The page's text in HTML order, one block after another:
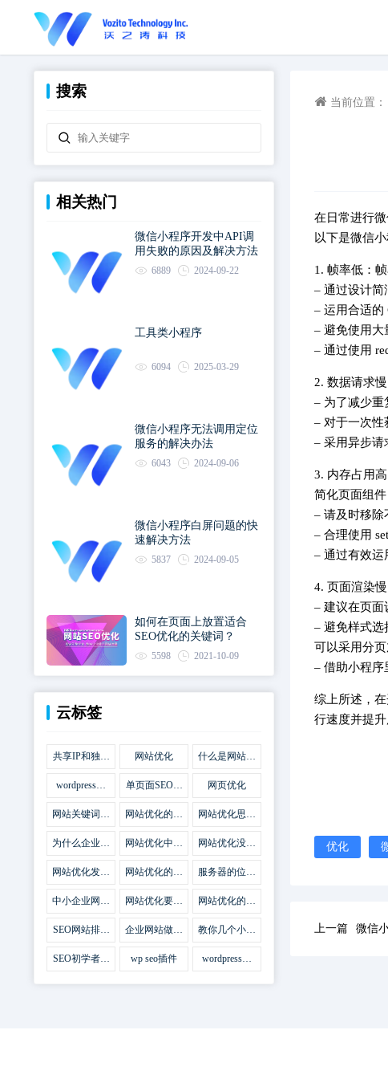
搜索
相关热门
微信小程序开发中API调
用失败的原因及解决方法
6889 2024-09-22
工具类小程序
6094 2025-03-29
微信小程序无法调用定位
服务的解决办法
6043 2024-09-06
微信小程序白屏问题的快
速解决方法
5837 2024-09-05
如何在页面上放置适合
SEO优化的关键词？
5598 2021-10-09
云标签
共享IP和独立
网站优化
什么是网站优
wordpress网
集插件
单页面SEO网
网页优化
网站关键词优
么
网站优化的误
网站优化思路
要
为什么企业网
网站SEO优
网站优化中关
干问题
网站优化没有
味道
网站优化发挥
网站优化的费
服务器的位置
影响
中小企业网站
法
网站优化要不
网站优化的逆
SEO网站排名
法宝
企业网站做好
势
教你几个小技
页优化
SEO初学者，
网站
wp seo插件
wordpress插
当前位置：
在日常进行
以下是微信
1. 帧率低：
– 通过设计简
– 运用合适的
– 避免使用大
– 通过使用
2. 数据请求
– 为了减少重
– 对于一次性
– 采用异步请
3. 内存占用
简化页面组件
– 请及时移除
– 合理使用
– 通过有效运
4. 页面渲染
– 建议在页面
– 避免样式选
可以采用分
– 借助小程序
综上所述，
行速度并提
优化
上一篇 微信